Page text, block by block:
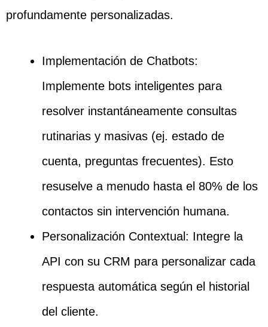
profundamente personalizadas.
Implementación de Chatbots:
Implemente bots inteligentes para
resolver instantáneamente consultas
rutinarias y masivas (ej. estado de
cuenta, preguntas frecuentes). Esto
resuselve a menudo hasta el 80% de los
contactos sin intervención humana.
Personalización Contextual: Integre la
API con su CRM para personalizar cada
respuesta automática según el historial
del cliente.